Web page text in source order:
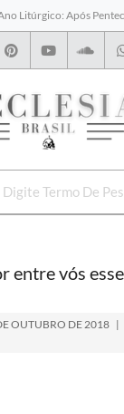
Litúrgico: Após
entre vós
OUTUBRO DE 2018